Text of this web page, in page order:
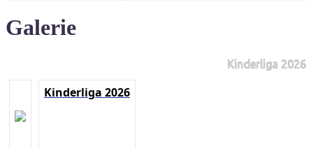
Galerie
Kinderliga 2026
Kinderliga 2026